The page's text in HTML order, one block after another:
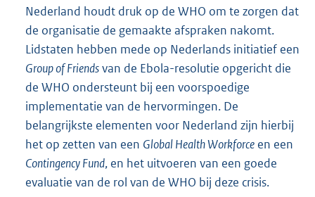
Nederland houdt druk op de WHO om te zorgen dat
de organisatie de gemaakte afspraken nakomt.
Lidstaten hebben mede op Nederlands initiatief een
Group of Friendsvan de Ebola-resolutie opgericht die
de WHO ondersteunt bij een voorspoedige
implementatie van de hervormingen. De
belangrijkste elementen voor Nederland zijn hierbij
het op zetten van een Global Health Workforce en een
Contingency Fund, en het uitvoeren van een goede
evaluatie van de rol van de WHO bij deze crisis.